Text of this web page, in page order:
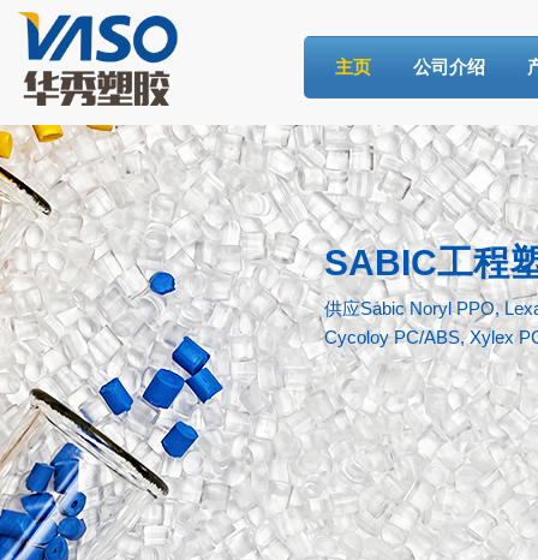
SABIC工程
供应Sabic Noryl PPO,
Cycoloy PC/ABS, Xylex
主页 公司介绍